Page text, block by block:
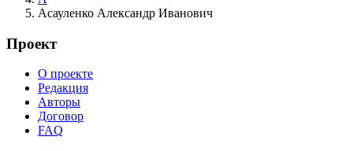
Асауленко Александр Иванович
Проект
О проекте
Редакция
Авторы
Договор
FAQ